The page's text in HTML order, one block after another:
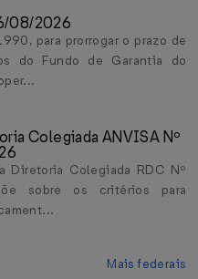
08/2026
para prorrogar o prazo de
do Fundo de Garantia do
Colegiada ANVISA Nº
Diretoria Colegiada RDC Nº
sobre os critérios para
Mais federais